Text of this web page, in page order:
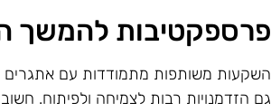
להמשך
משותפות מתמודדות עם אתגרים
הזדמנויות רבות לצמיחה ולפיתוח.